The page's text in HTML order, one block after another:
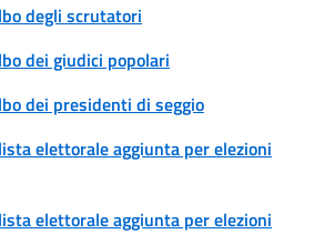
degli scrutatori
dei giudici popolari
dei presidenti di seggio
elettorale aggiunta per elezioni
elettorale aggiunta per elezioni